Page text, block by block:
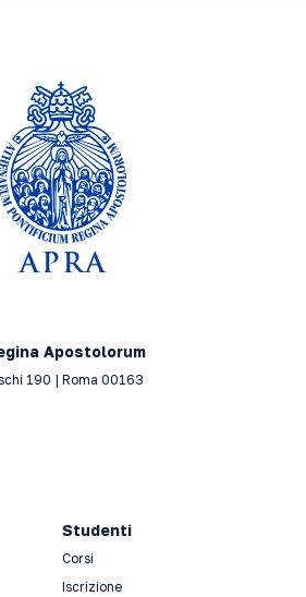
Apostolorum
190 | Roma 00163
Studenti
Corsi
Iscrizione